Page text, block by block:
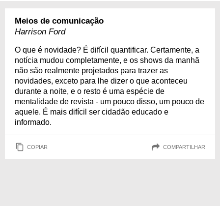
Meios de comunicação
Harrison Ford
O que é novidade? É difícil quantificar. Certamente, a
notícia mudou completamente, e os shows da manhã
não são realmente projetados para trazer as
novidades, exceto para lhe dizer o que aconteceu
durante a noite, e o resto é uma espécie de
mentalidade de revista - um pouco disso, um pouco de
aquele. É mais difícil ser cidadão educado e
informado.
COPIAR COMPARTILHAR